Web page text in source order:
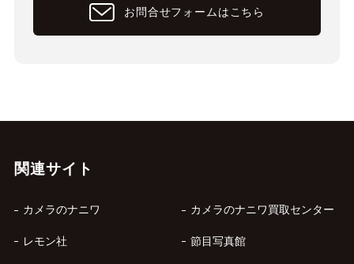
お問合せフォームはこちら
関連サイト
カメラのナニワ カメラのナニワ買取センター
レモン社 節目写真館